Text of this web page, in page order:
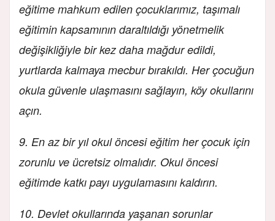
eğitime mahkum edilen çocuklarımız, taşımalı
eğitimin kapsamının daraltıldığı yönetmelik
değişikliğiyle bir kez daha mağdur edildi,
yurtlarda kalmaya mecbur bırakıldı. Her çocuğun
okula güvenle ulaşmasını sağlayın, köy okullarını
açın.
9. En az bir yıl okul öncesi eğitim her çocuk için
zorunlu ve ücretsiz olmalıdır. Okul öncesi
eğitimde katkı payı uygulamasını kaldırın.
10. Devlet okullarında yaşanan sorunlar